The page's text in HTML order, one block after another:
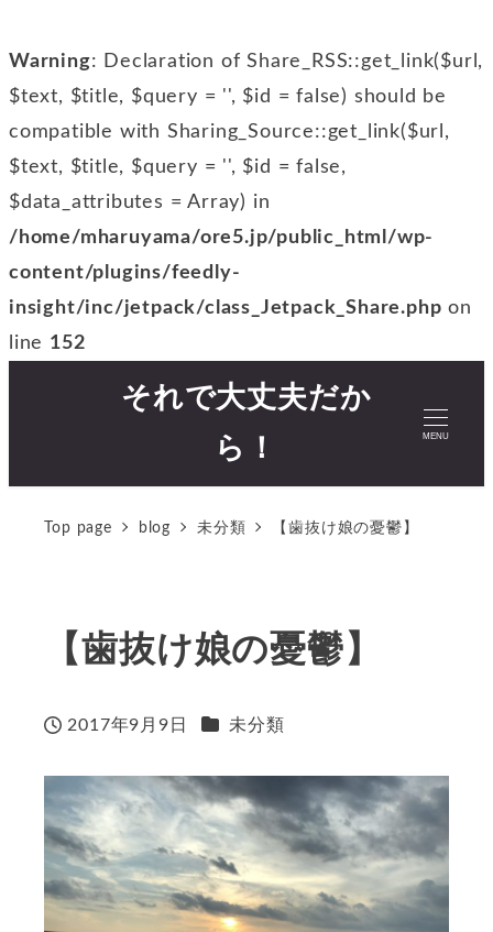
Warning: Declaration of Share_RSS::get_link($url,
$text, $title, $query = '', $id = false) should be
compatible with Sharing_Source::get_link($url,
$text, $title, $query = '', $id = false,
$data_attributes = Array) in
/home/mharuyama/ore5.jp/public_html/wp-
content/plugins/feedly-
insight/inc/jetpack/class_Jetpack_Share.php on
line 152
それで大丈夫だか
ら！
MENU
Top page blog 未分類 【歯抜け娘の憂鬱】
【歯抜け娘の憂鬱】
投稿日
2017年9月9日 カテゴリー
未分類